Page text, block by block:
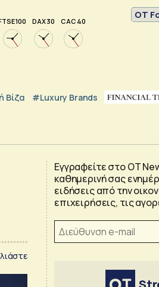
100 DAX 30 CAC 40
OT
Βίζα #luxury Brands
Εγγραφείτε στο OT
καθημερινή σας
ειδήσεις από την
επιχειρήσεις, τις